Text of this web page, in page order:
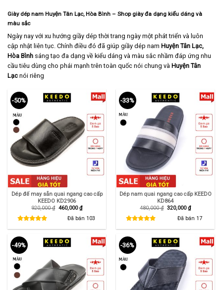
Giày dép nam Huyện Tân Lạc, Hòa Bình – Shop giày đa dạng kiểu dáng và
màu sắc
Ngày nay với xu hướng giầy dép thời trang ngày một phát triển và luôn
cập nhật liên tục. Chính điều đó đã giúp giầy dép nam Huyện Tân Lạc,
Hòa Bình sáng tạo đa dạng về kiểu dáng và màu sắc nhầm đáp ứng nhu
cầu tiêu dùng cho phái mạnh trên toàn quốc nói chung và Huyện Tân
Lạc nói riêng
-50%
Dép đế may sẵn quai ngang cao cấp
KEEDO KD2906
920,000₫ Giá
460,000₫Giá
hiện
tại
Đã bán 103
-33%
Dép nam quai ngang cao cấp KEEDO
KD864
480,000₫ Giá
320,000₫Giá
hiện
tại
Đã bán 17
-49% -36%